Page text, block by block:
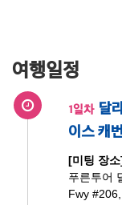
여행일정
1일차 달
이스 캐
[미팅 장
푸른투어
Fwy